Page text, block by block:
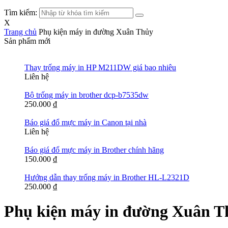
Tìm kiếm:
X
Trang chủ Phụ kiện máy in đường Xuân Thủy
Sản phẩm mới
Thay trống máy in HP M211DW giá bao nhiêu
Liên hệ
Bộ trống máy in brother dcp-b7535dw
250.000 ₫
Báo giá đổ mực máy in Canon tại nhà
Liên hệ
Báo giá đổ mực máy in Brother chính hãng
150.000 ₫
Hướng dẫn thay trống máy in Brother HL-L2321D
250.000 ₫
Phụ kiện máy in đường Xuân